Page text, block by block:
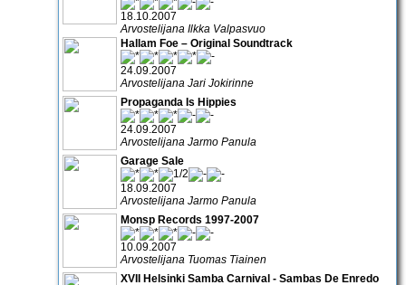
18.10.2007
Arvostelijana Ilkka Valpasvuo
Hallam Foe – Original Soundtrack
24.09.2007
Arvostelijana Jari Jokirinne
Propaganda Is Hippies
24.09.2007
Arvostelijana Jarmo Panula
Garage Sale
18.09.2007
Arvostelijana Jarmo Panula
Monsp Records 1997-2007
10.09.2007
Arvostelijana Tuomas Tiainen
XVII Helsinki Samba Carnival - Sambas De Enredo